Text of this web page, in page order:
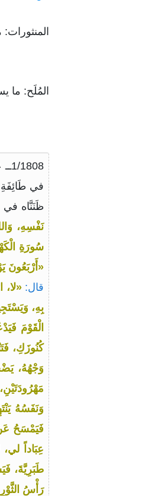
المُلَح: ما
1/
في طَائِفَةِ
ظَنَنَّاه في
نَفْسِهِ،
سُورَةِ
«أَرْبَعُونَ
قال: «لا،
بِهِ،
الْقَوْمَ
كُنُوزَكِ،
وَجْهُهُ،
وَنَفَسُهُ
فَيَمْسَحُ
عِبَاداً
طَبَرِيَّةَ،
رَأْسُ